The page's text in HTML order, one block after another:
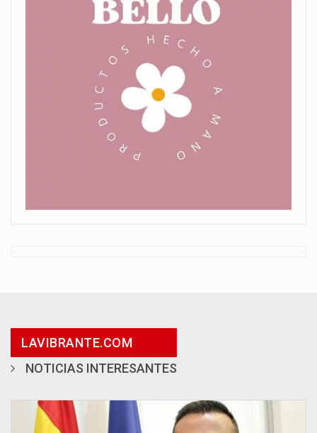
LAVIBRANTE.COM
NOTICIAS INTERESANTES